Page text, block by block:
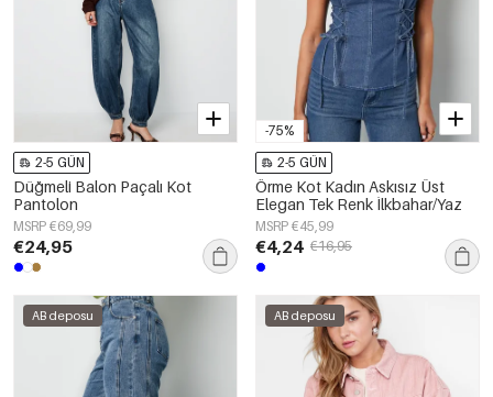
2-5 GÜN
Düğmeli Balon Paçalı Kot
Pantolon
MSRP €69,99
€24,95
-75%
2-5 GÜN
Örme Kot Kadın Askısız Üst
Elegan Tek Renk İlkbahar/Yaz
MSRP €45,99
€4,24 €16,95
AB deposu AB deposu